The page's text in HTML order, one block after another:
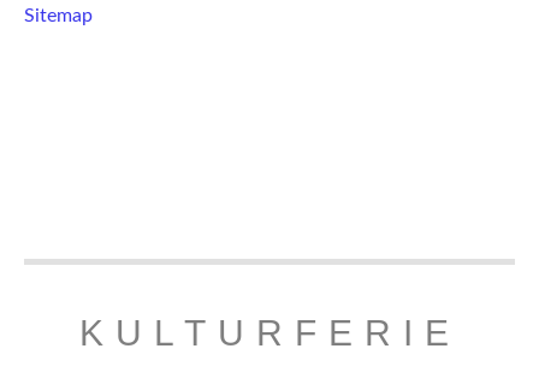
Sitemap
KULTURFERIE